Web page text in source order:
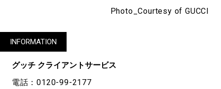
Photo_Courtesy of GUCCI
INFORMATION
グッチ クライアントサービス
電話：0120-99-2177